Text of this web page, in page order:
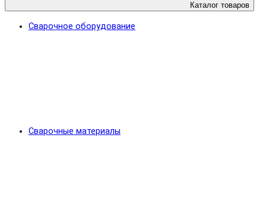
Каталог товаров
Сварочное оборудование
Сварочные материалы